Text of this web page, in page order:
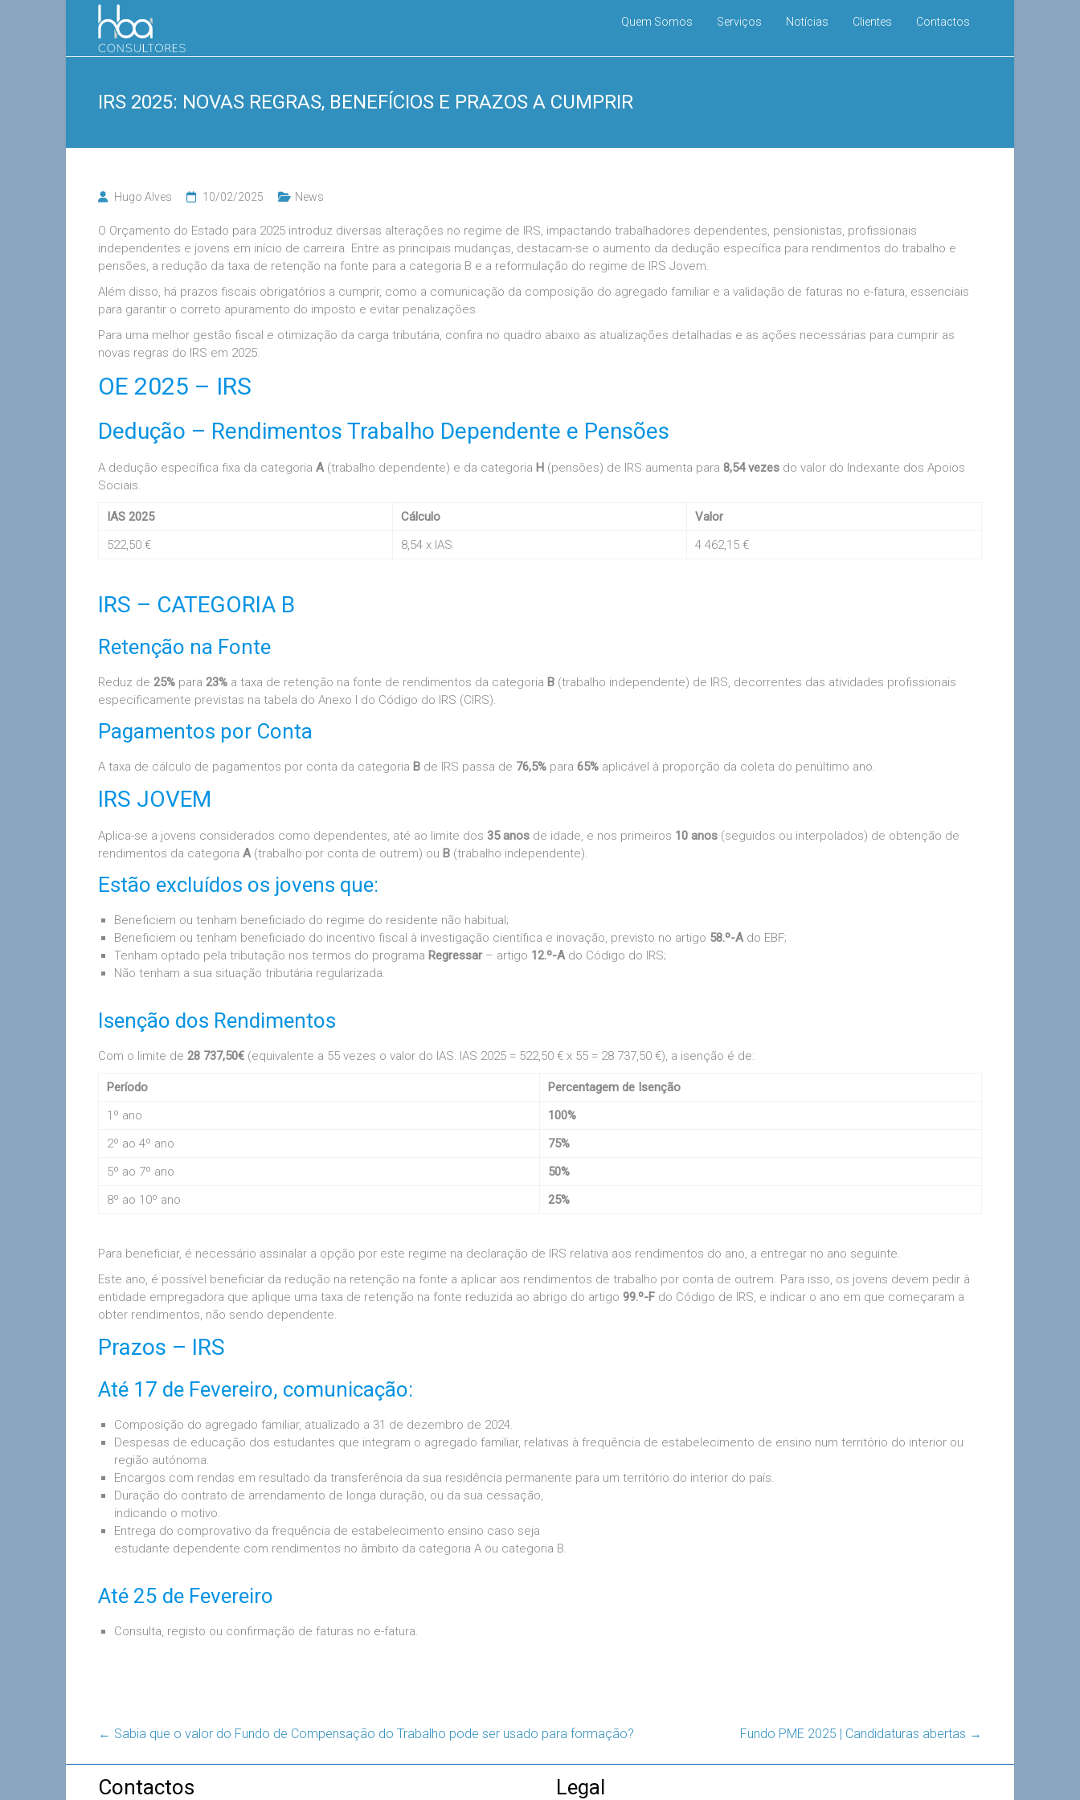
content
HBA
Consultores
Quem Somos Serviços Notícias Clientes Contactos
IRS 2025: NOVAS REGRAS, BENEFÍCIOS E PRAZOS A CUMPRIR
Hugo Alves 10/02/2025 News
O Orçamento do Estado para 2025 introduz diversas alterações no regime de IRS, impactando trabalhadores dependentes, pensionistas, profissionais
independentes e jovens em início de carreira. Entre as principais mudanças, destacam-se o aumento da dedução específica para rendimentos do trabalho e
pensões, a redução da taxa de retenção na fonte para a categoria B e a reformulação do regime de IRS Jovem.
Além disso, há prazos fiscais obrigatórios a cumprir, como a comunicação da composição do agregado familiar e a validação de faturas no e-fatura, essenciais
para garantir o correto apuramento do imposto e evitar penalizações.
Para uma melhor gestão fiscal e otimização da carga tributária, confira no quadro abaixo as atualizações detalhadas e as ações necessárias para cumprir as
novas regras do IRS em 2025.
OE 2025 – IRS
Dedução – Rendimentos Trabalho Dependente e Pensões
A dedução específica fixa da categoria A(trabalho dependente) e da categoria H (pensões) de IRS aumenta para 8,54 vezes do valor do Indexante dos Apoios
Sociais.
IAS 2025 Cálculo
Valor
522,50 €
8,54 x IAS 4 462,15 €
IRS – CATEGORIA B
Retenção na Fonte
Reduz de 25% para 23% a taxa de retenção na fonte de rendimentos da categoria B (trabalho independente) de IRS, decorrentes das atividades profissionais
especificamente previstas na tabela do Anexo I do Código do IRS (CIRS).
Pagamentos por Conta
A taxa de cálculo de pagamentos por conta da categoria B de IRS passa de 76,5% para 65% aplicável à proporção da coleta do penúltimo ano.
IRS JOVEM
Aplica-se a jovens considerados como dependentes, até ao limite dos 35 anos de idade, e nos primeiros 10 anos (seguidos ou interpolados) de obtenção de
rendimentos da categoria A(trabalho por conta de outrem) ou B (trabalho independente).
Estão excluídos os jovens que:
Beneficiem ou tenham beneficiado do regime do residente não habitual;
Beneficiem ou tenham beneficiado do incentivo fiscal à investigação científica e inovação, previsto no artigo 58.º-Ado EBF;
Tenham optado pela tributação nos termos do programa Regressar– artigo 12.º-Ado Código do IRS;
Não tenham a sua situação tributária regularizada.
Isenção dos Rendimentos
Com o limite de 28 737,50€ (equivalente a 55 vezes o valor do IAS: IAS 2025 = 522,50 € x 55 = 28 737,50 €), a isenção é de:
Período
Percentagem de Isenção
1º ano
100%
2º ao 4º ano
75%
5º ao 7º ano
50%
8º ao 10º ano
25%
Para beneficiar, é necessário assinalar a opção por este regime na declaração de IRS relativa aos rendimentos do ano, a entregar no ano seguinte.
Este ano, é possível beneficiar da redução na retenção na fonte a aplicar aos rendimentos de trabalho por conta de outrem. Para isso, os jovens devem pedir à
entidade empregadora que aplique uma taxa de retenção na fonte reduzida ao abrigo do artigo 99.º-F do Código de IRS, e indicar o ano em que começaram a
obter rendimentos, não sendo dependente.
Prazos – IRS
Até 17 de Fevereiro, comunicação:
Composição do agregado familiar, atualizado a 31 de dezembro de 2024.
Despesas de educação dos estudantes que integram o agregado familiar, relativas à frequência de estabelecimento de ensino num território do interior ou
região autónoma.
Encargos com rendas em resultado da transferência da sua residência permanente para um território do interior do país.
Duração do contrato de arrendamento de longa duração, ou da sua cessação,
indicando o motivo.
Entrega do comprovativo da frequência de estabelecimento ensino caso seja
estudante dependente com rendimentos no âmbito da categoria A ou categoria B.
Até 25 de Fevereiro
Consulta, registo ou confirmação de faturas no e-fatura.
← Sabia que o valor do Fundo de Compensação do Trabalho pode ser usado para formação? Fundo PME 2025 | Candidaturas abertas →
Contactos Legal